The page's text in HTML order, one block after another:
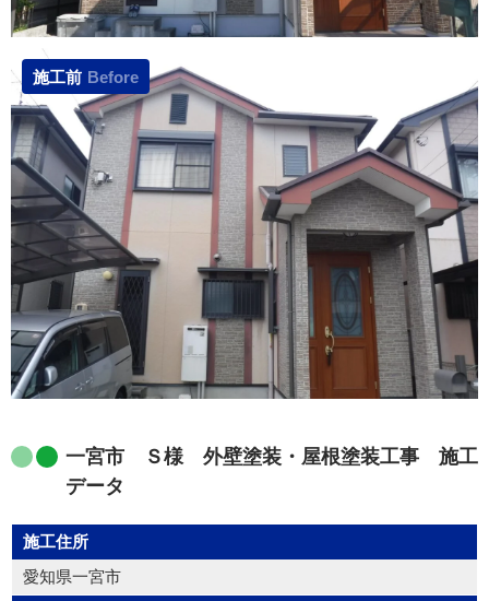
施工前 Before
一宮市 Ｓ様 外壁塗装・屋根塗装工事 施工
データ
施工住所
愛知県一宮市